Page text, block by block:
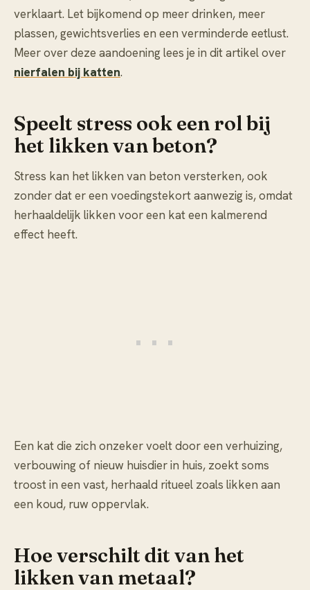
verklaart. Let bijkomend op meer drinken, meer
plassen, gewichtsverlies en een verminderde eetlust.
Meer over deze aandoening lees je in dit artikel over
nierfalen bij katten.
Speelt stress ook een rol bij
het likken van beton?
Stress kan het likken van beton versterken, ook
zonder dat er een voedingstekort aanwezig is, omdat
herhaaldelijk likken voor een kat een kalmerend
effect heeft.
Een kat die zich onzeker voelt door een verhuizing,
verbouwing of nieuw huisdier in huis, zoekt soms
troost in een vast, herhaald ritueel zoals likken aan
een koud, ruw oppervlak.
Hoe verschilt dit van het
likken van metaal?